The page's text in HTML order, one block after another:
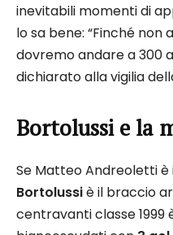
inevitabili momenti di
lo sa bene: “Finché
dovremo andare a 300
dichiarato alla vigilia
Bortolussi e la
Se Matteo Andreoletti è
Bortolussiè il braccio
centravanti classe 1999